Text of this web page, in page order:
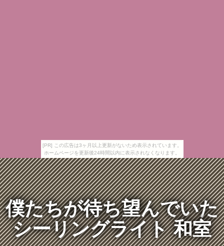
[PR] この広告は3ヶ月以上更新がないため表示されています。
ホームページを更新後24時間以内に表示されなくなります。
僕たちが待ち望んでいた
シーリングライト 和室